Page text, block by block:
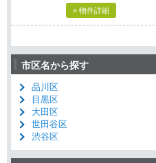
» 物件詳細
市区名から探す
品川区
目黒区
大田区
世田谷区
渋谷区